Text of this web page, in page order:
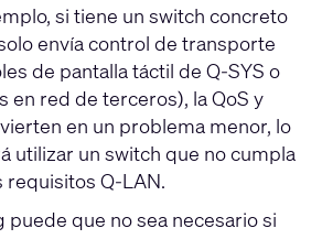
si tiene un switch concreto
envía control de transporte
de pantalla táctil de Q-SYS o
en red de terceros), la QoS y
en un problema menor, lo
utilizar un switch que no cumpla
requisitos Q-LAN.
puede que no sea necesario si